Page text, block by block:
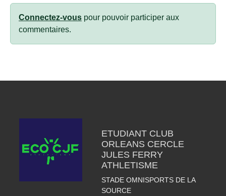
Connectez-vous pour pouvoir participer aux
commentaires.
ETUDIANT CLUB
ORLEANS CERCLE
JULES FERRY
ATHLETISME
STADE OMNISPORTS DE LA
SOURCE